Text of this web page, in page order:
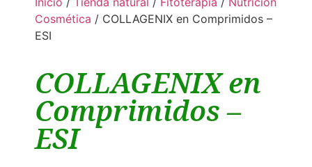
Cosmética / COLLAGENIX en Comprimidos –
ESI
COLLAGENIX en
Comprimidos –
ESI